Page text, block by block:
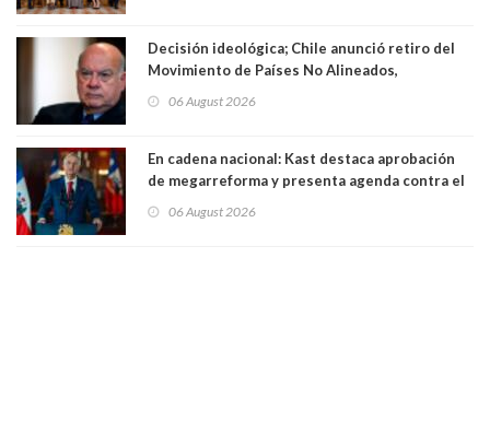
Decisión ideológica; Chile anunció retiro del
Movimiento de Países No Alineados,
1971. Excanciller Insulza lamentó decisión
06 August 2026
En cadena nacional: Kast destaca aprobación
de megarreforma y presenta agenda contra el
06 August 2026